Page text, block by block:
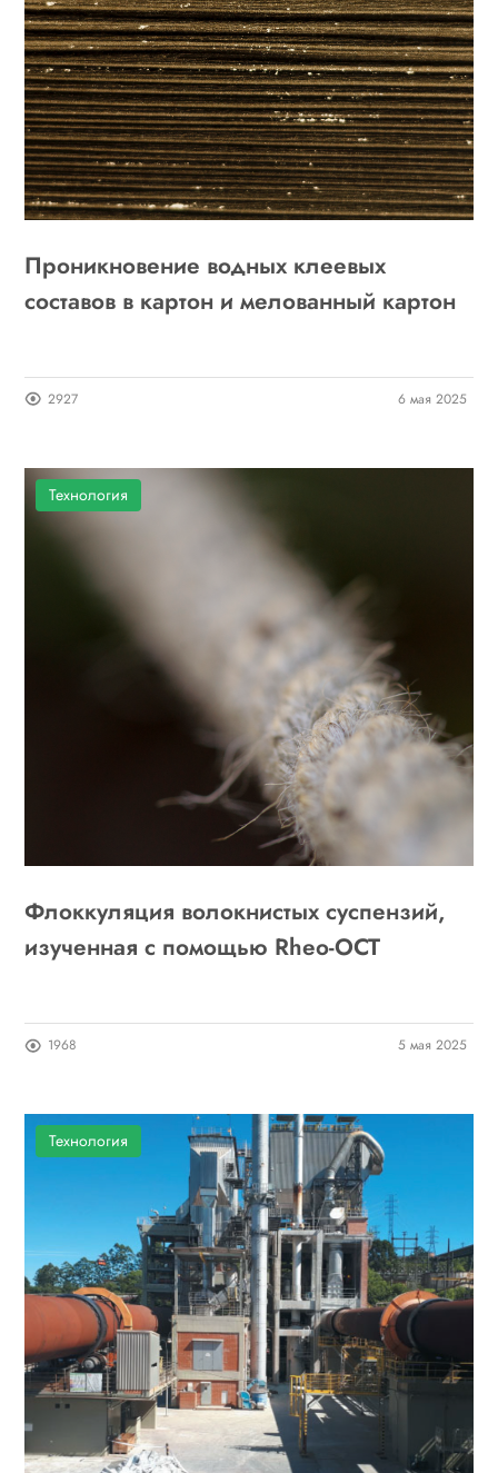
Проникновение водных клеевых
составов в картон и мелованный картон
2927 6 мая 2025
Технология
Флоккуляция волокнистых суспензий,
изученная с помощью Rheo-OCT
1968 5 мая 2025
Технология